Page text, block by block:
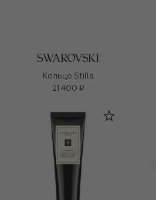
Кольцо Stilla
21 400 ₽